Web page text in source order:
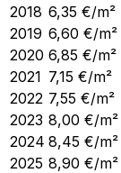
2018 6,35 €/m²
2019 6,60 €/m²
2020 6,85 €/m²
2021 7,15 €/m²
2022 7,55 €/m²
2023 8,00 €/m²
2024 8,45 €/m²
2025 8,90 €/m²